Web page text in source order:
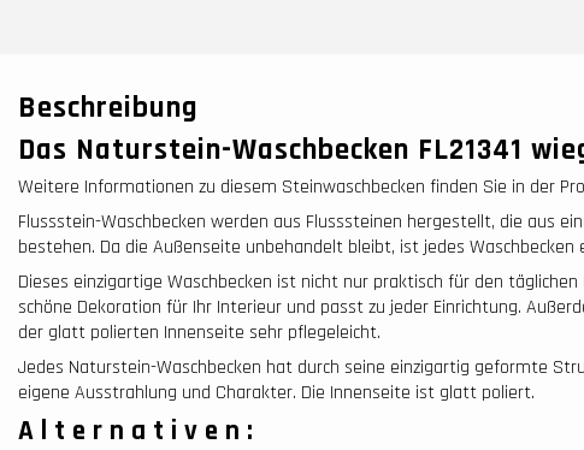
Beschreibung
Das Naturstein-Waschbecken FL21341
Weitere Informationen zu diesem Steinwaschbecken finden Sie in der
Flussstein-Waschbecken werden aus Flusssteinen hergestellt, die aus
bestehen. Da die Außenseite unbehandelt bleibt, ist jedes Waschbecken
Dieses einzigartige Waschbecken ist nicht nur praktisch für den täglichen
schöne Dekoration für Ihr Interieur und passt zu jeder Einrichtung.
der glatt polierten Innenseite sehr pflegeleicht.
Jedes Naturstein-Waschbecken hat durch seine einzigartig geformte
eigene Ausstrahlung und Charakter. Die Innenseite ist glatt poliert.
Alternativen: